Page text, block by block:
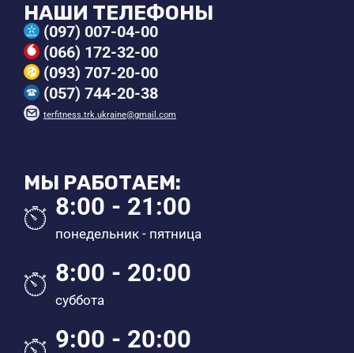
НАШИ ТЕЛЕФОНЫ
(097) 007-04-00
(066) 172-32-00
(093) 707-20-00
(057) 744-20-38
terfitness.trk.ukraine@gmail.com
МЫ РАБОТАЕМ:
8:00 - 21:00
понедельник - пятница
8:00 - 20:00
суббота
9:00 - 20:00